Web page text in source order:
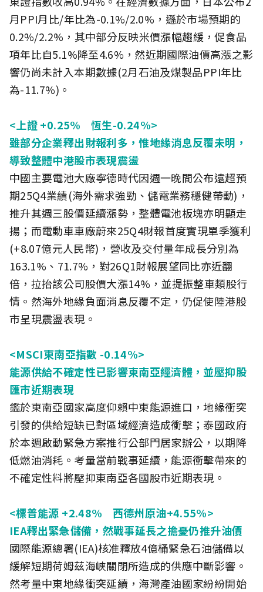
月PPI月比/年比為-0.1%/2.0%，遜於市場預期的
0.2%/2.2%，其中部分反映米價漲幅趨緩，促食品
項年比自5.1%降至4.6%，然近期國際油價高漲之影
響仍尚未計入本期數據(2月石油及煤製品PPI年比
為-11.7%)。
<上證 +0.25% 恆生-0.24%>
雖部分企業釋出財報利多，惟地緣消息反覆未明，
導致整體中港股市表現震盪
中國主要電池大廠寧德時代因週一晚間公布遠超預
期25Q4業績(海外需求強勁、儲電業務穩健帶動)，
推升其週三股價延續漲勢，整體電池板塊亦明顯走
揚；而電動車車廠蔚來25Q4財報首度實現單季獲利
(+8.07億元人民幣)，營收及交付量年成長分別為
163.1%、71.7%，對26Q1財報展望同比亦近翻
倍，拉抬該公司股價大漲14%，並提振整車類股行
情。然海外地緣負面消息反覆不定，仍促使陸港股
市呈現震盪表現。
<MSCI東南亞指數 -0.14%>
能源供給不確定性已影響東南亞經濟體，並壓抑股
匯市近期表現
鑑於東南亞國家高度仰賴中東能源進口，地緣衝突
引發的供給短缺已對區域經濟造成衝擊；泰國政府
於本週啟動緊急方案推行公部門居家辦公，以期降
低燃油消耗。考量當前戰事延續，能源衝擊帶來的
不確定性料將壓抑東南亞各國股市近期表現。
<標普能源 +2.48% 西德州原油+4.55%>
IEA釋出緊急儲備，然戰事延長之擔憂仍推升油價
國際能源總署(IEA)核准釋放4億桶緊急石油儲備以
緩解短期荷姆茲海峽關閉所造成的供應中斷影響。
然考量中東地緣衝突延續，海灣產油國家紛紛開始